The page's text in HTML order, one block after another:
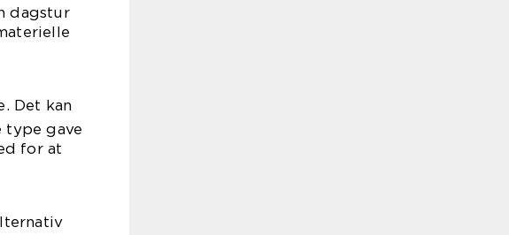
dagstur
Det kan
type gave
for at